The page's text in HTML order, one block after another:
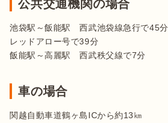
公共交通機関の場合
池袋駅～飯能駅　西武池袋線急行で45
レッドアロー号で39分
車の場合
関越自動車道鶴ヶ島ICから約13㎞